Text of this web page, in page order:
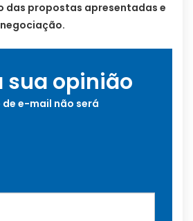
das propostas apresentadas e
sua opinião
de e-mail não será